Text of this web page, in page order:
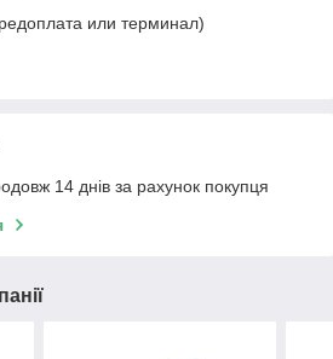
или терминал)
14 днів за рахунок покупця